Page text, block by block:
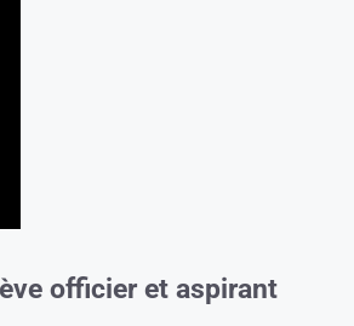
officier et aspirant